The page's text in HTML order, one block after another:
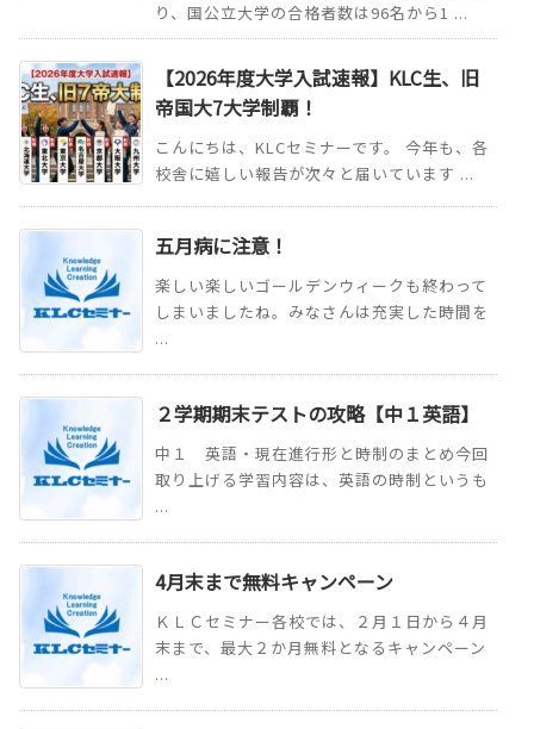
り、国公立大学の合格者数は96名から1 ...
【2026年度大学入試速報】KLC生、旧
帝国大7大学制覇！
こんにちは、KLCセミナーです。 今年も、各
校舎に嬉しい報告が次々と届いています ...
五月病に注意！
楽しい楽しいゴールデンウィークも終わって
しまいましたね。みなさんは充実した時間を
...
２学期期末テストの攻略【中１英語】
中１ 英語・現在進行形と時制のまとめ今回
取り上げる学習内容は、英語の時制というも
...
4月末まで無料キャンペーン
ＫＬＣセミナー各校では、２月１日から４月
末まで、最大２か月無料となるキャンペーン
...